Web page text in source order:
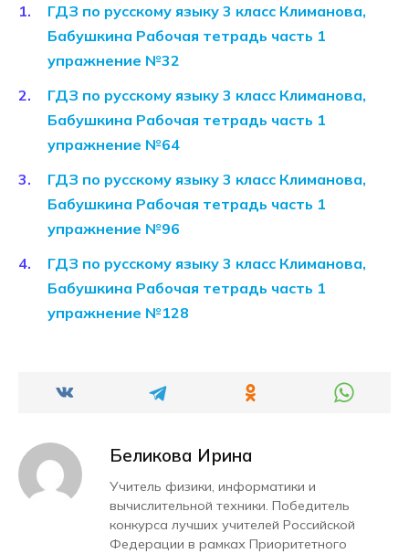
ГДЗ по русскому языку 3 класс Климанова,
Бабушкина Рабочая тетрадь часть 1
упражнение №32
ГДЗ по русскому языку 3 класс Климанова,
Бабушкина Рабочая тетрадь часть 1
упражнение №64
ГДЗ по русскому языку 3 класс Климанова,
Бабушкина Рабочая тетрадь часть 1
упражнение №96
ГДЗ по русскому языку 3 класс Климанова,
Бабушкина Рабочая тетрадь часть 1
упражнение №128
Беликова Ирина
Учитель физики, информатики и
вычислительной техники. Победитель
конкурса лучших учителей Российской
Федерации в рамках Приоритетного